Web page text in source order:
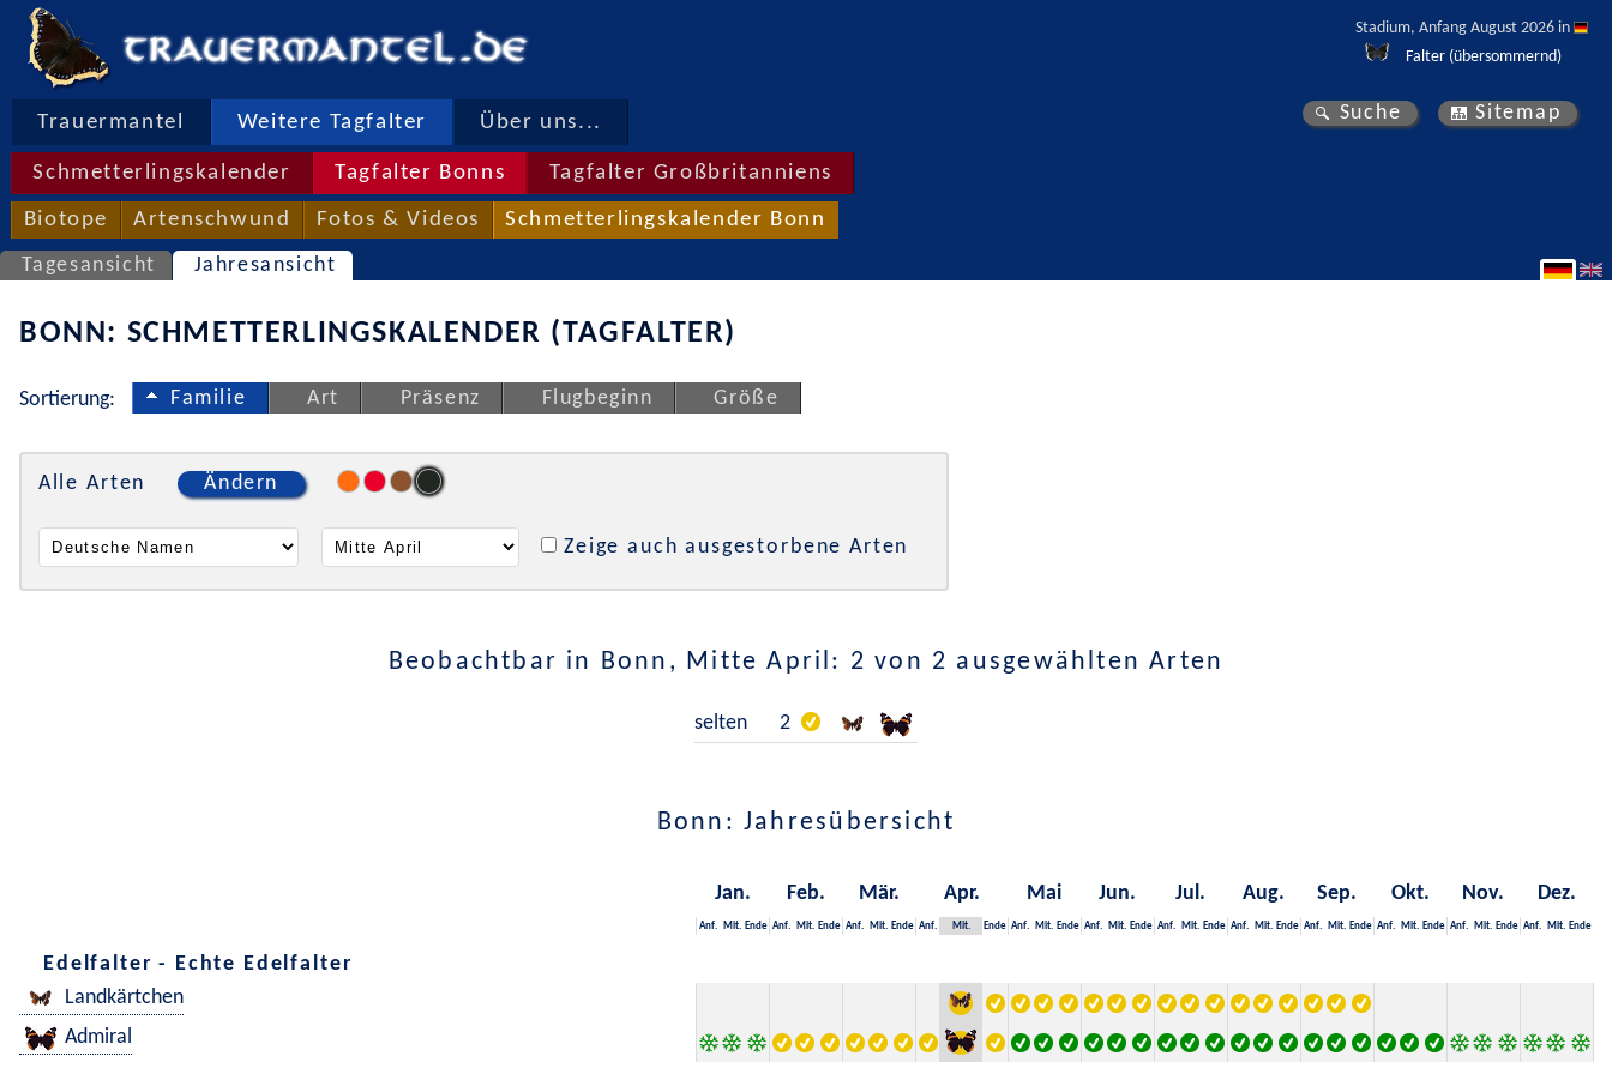
Stadium, Anfang August 2026 in
Falter (übersommernd)
Trauermantel Weitere Tagfalter Über uns...
Schmetterlingskalender Tagfalter Bonns Tagfalter Großbritanniens
Biotope Artenschwund Fotos & Videos Schmetterlingskalender Bonn
Suche Sitemap
Tagesansicht Jahresansicht
BONN: SCHMETTERLINGSKALENDER (TAGFALTER)
Sortierung: Familie Art Präsenz Flugbeginn Größe
Alle Arten Ändern
Zeige auch ausgestorbene Arten
Beobachtbar in Bonn, Mitte April: 2 von 2 ausgewählten Arten
selten 2
Bonn: Jahresübersicht
Jan. Feb. Mär. Apr. Mai Jun. Jul. Aug. Sep. Okt. Nov. Dez.
Anf. Mit. Ende Anf. Mit. Ende Anf. Mit. Ende Anf. Mit. Ende Anf. Mit. Ende Anf. Mit. Ende Anf. Mit. Ende Anf. Mit. Ende Anf. Mit. Ende Anf. Mit. Ende Anf. Mit. Ende Anf. Mit. Ende
Edelfalter - Echte Edelfalter
Landkärtchen
Admiral